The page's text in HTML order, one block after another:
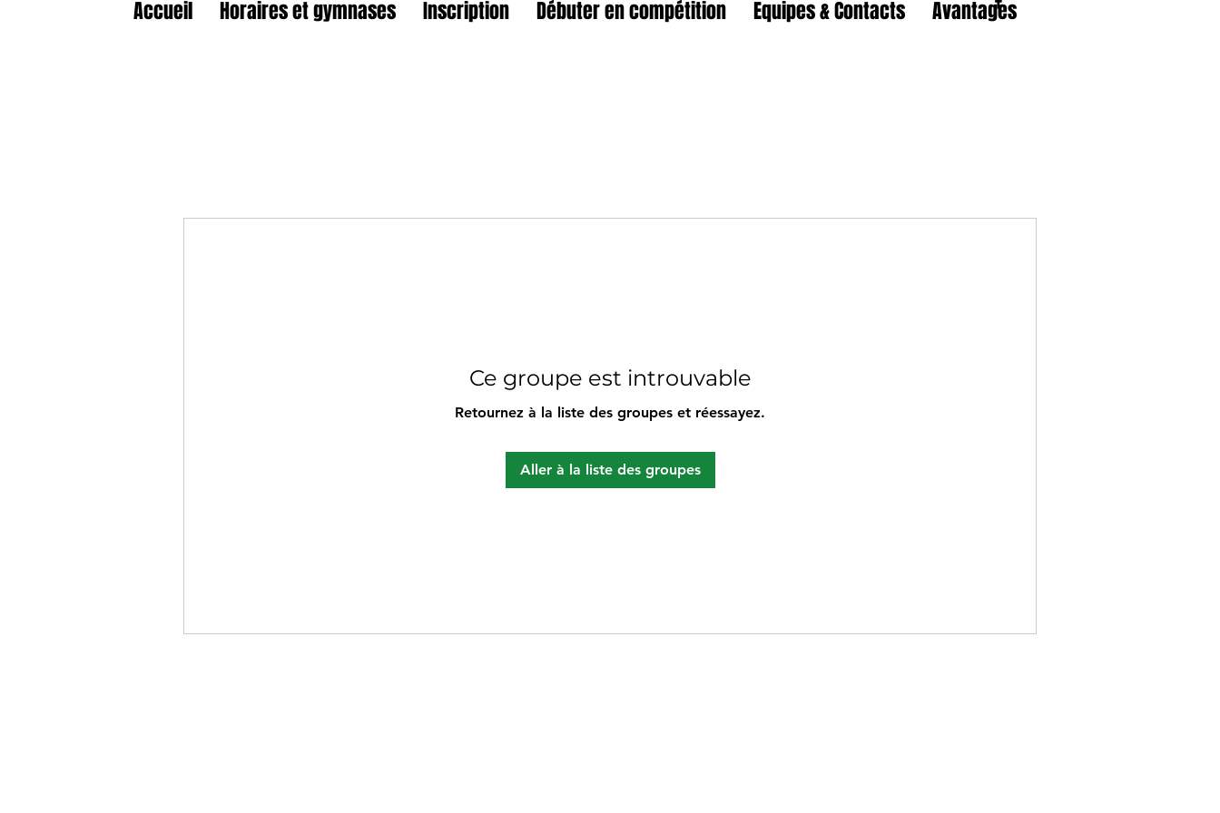
Accueil Horaires et gymnases Inscription Débuter en compétition Equipes & Contacts Avantages
Ce groupe est introuvable
Retournez à la liste des groupes et réessayez.
Aller à la liste des groupes